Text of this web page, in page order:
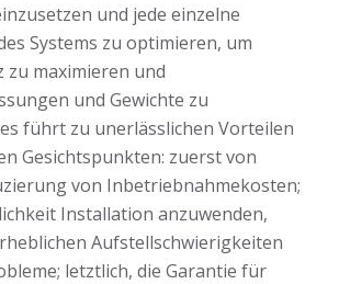
und jede einzelne
Systems zu optimieren, um
zu maximieren und
und Gewichte zu
führt zu unerlässlichen Vorteilen
Gesichtspunkten: zuerst von
von Inbetriebnahmekosten;
Installation anzuwenden,
Aufstellschwierigkeiten
letztlich, die Garantie für